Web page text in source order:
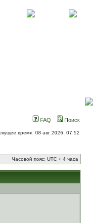
FAQ Поиск
время: 08 авг 2026, 07:52
Часовой пояс: UTC + 4 часа